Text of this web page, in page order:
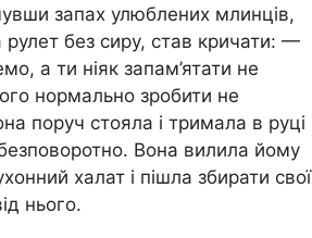
запах улюблених млинців,
рулет без сиру, став кричати: —
а ти ніяк запам’ятати не
нормально зробити не
поруч стояла і тримала в руці
Вона вилила йому
халат і пішла збирати свої
нього.